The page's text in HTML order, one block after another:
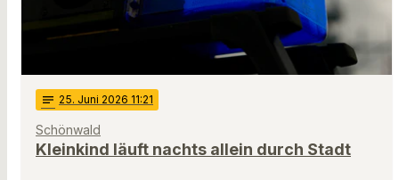
notes 25. Juni 2026 11:21
Schönwald
Kleinkind läuft nachts allein durch Stadt